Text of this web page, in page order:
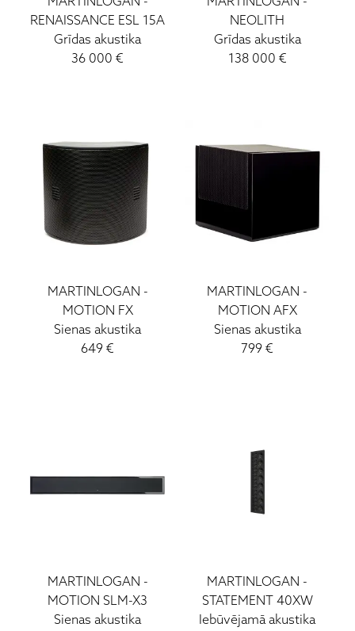
RENAISSANCE ESL 15A
Grīdas akustika
36 000 €
NEOLITH
Grīdas akustika
138 000 €
MARTINLOGAN -
MOTION FX
Sienas akustika
649 €
MARTINLOGAN -
MOTION AFX
Sienas akustika
799 €
MARTINLOGAN -
MOTION SLM-X3
Sienas akustika
MARTINLOGAN -
STATEMENT 40XW
Iebūvējamā akustika